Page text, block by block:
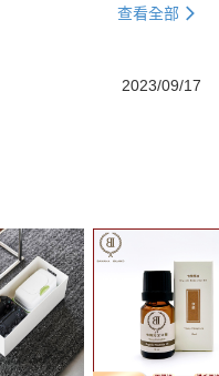
查看全部
2023/09/17